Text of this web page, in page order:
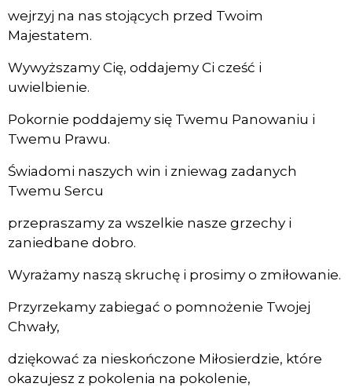
wejrzyj na nas stojących przed Twoim
Majestatem.
Wywyższamy Cię, oddajemy Ci cześć i
uwielbienie.
Pokornie poddajemy się Twemu Panowaniu i
Twemu Prawu.
Świadomi naszych win i zniewag zadanych
Twemu Sercu
przepraszamy za wszelkie nasze grzechy i
zaniedbane dobro.
Wyrażamy naszą skruchę i prosimy o zmiłowanie.
Przyrzekamy zabiegać o pomnożenie Twojej
Chwały,
dziękować za nieskończone Miłosierdzie, które
okazujesz z pokolenia na pokolenie,